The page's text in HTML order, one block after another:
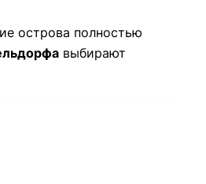
острова полностью
выбирают